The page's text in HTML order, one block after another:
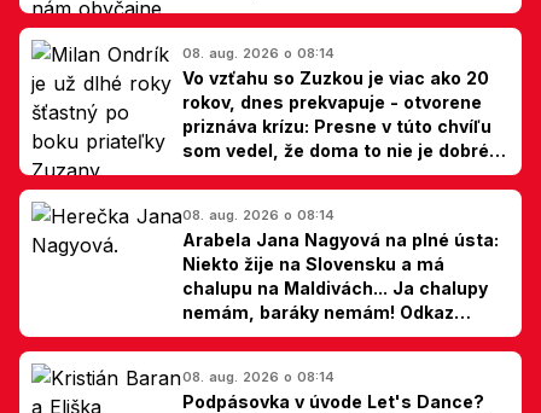
08. aug. 2026 o 08:14
Vo vzťahu so Zuzkou je viac ako 20
rokov, dnes prekvapuje - otvorene
priznáva krízu: Presne v túto chvíľu
som vedel, že doma to nie je dobré,
hovorí Milan Ondrík
08. aug. 2026 o 08:14
Arabela Jana Nagyová na plné ústa:
Niekto žije na Slovensku a má
chalupu na Maldivách... Ja chalupy
nemám, baráky nemám! Odkaz
Slovákom
08. aug. 2026 o 08:14
Podpásovka v úvode Let's Dance?